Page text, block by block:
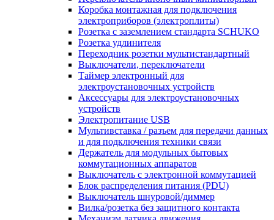
Коробка монтажная для подключения
электроприборов (электроплиты)
Розетка с заземлением стандарта SCHUKO
Розетка удлинителя
Переходник розетки мультистандартный
Выключатели, переключатели
Таймер электронный для
электроустановочных устройств
Аксессуары для электроустановочных
устройств
Электропитание USB
Мультивставка / разъем для передачи данных
и для подключения техники связи
Держатель для модульных бытовых
коммутационных аппаратов
Выключатель с электронной коммутацией
Блок распределения питания (PDU)
Выключатель шнуровой/диммер
Вилка/розетка без защитного контакта